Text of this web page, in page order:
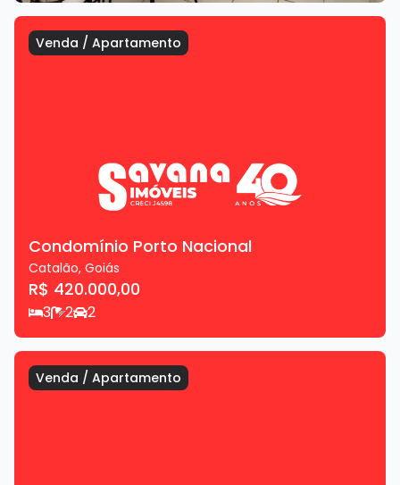
Venda / Apartamento
Condomínio Porto Nacional
Catalão, Goiás
R$ 420.000,00
3 2 2
Venda / Apartamento